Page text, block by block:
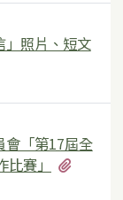
」照片、短文
會「第17屆全
賽」